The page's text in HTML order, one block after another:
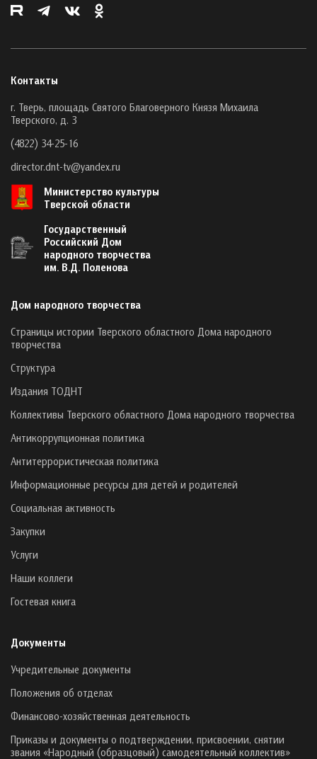
Контакты
г. Тверь, площадь Святого Благоверного Князя Михаила
Тверского, д. 3
(4822) 34-25-16
director.dnt-tv@yandex.ru
Министерство культуры
Тверской области
Государственный
Российский Дом
народного творчества
им. В.Д. Поленова
Дом народного творчества
Страницы истории Тверского областного Дома народного
творчества
Структура
Издания ТОДНТ
Коллективы Тверского областного Дома народного творчества
Антикоррупционная политика
Антитеррористическая политика
Информационные ресурсы для детей и родителей
Социальная активность
Закупки
Услуги
Наши коллеги
Гостевая книга
Документы
Учредительные документы
Положения об отделах
Финансово-хозяйственная деятельность
Приказы и документы о подтверждении, присвоении, снятии
звания «Народный (образцовый) самодеятельный коллектив»